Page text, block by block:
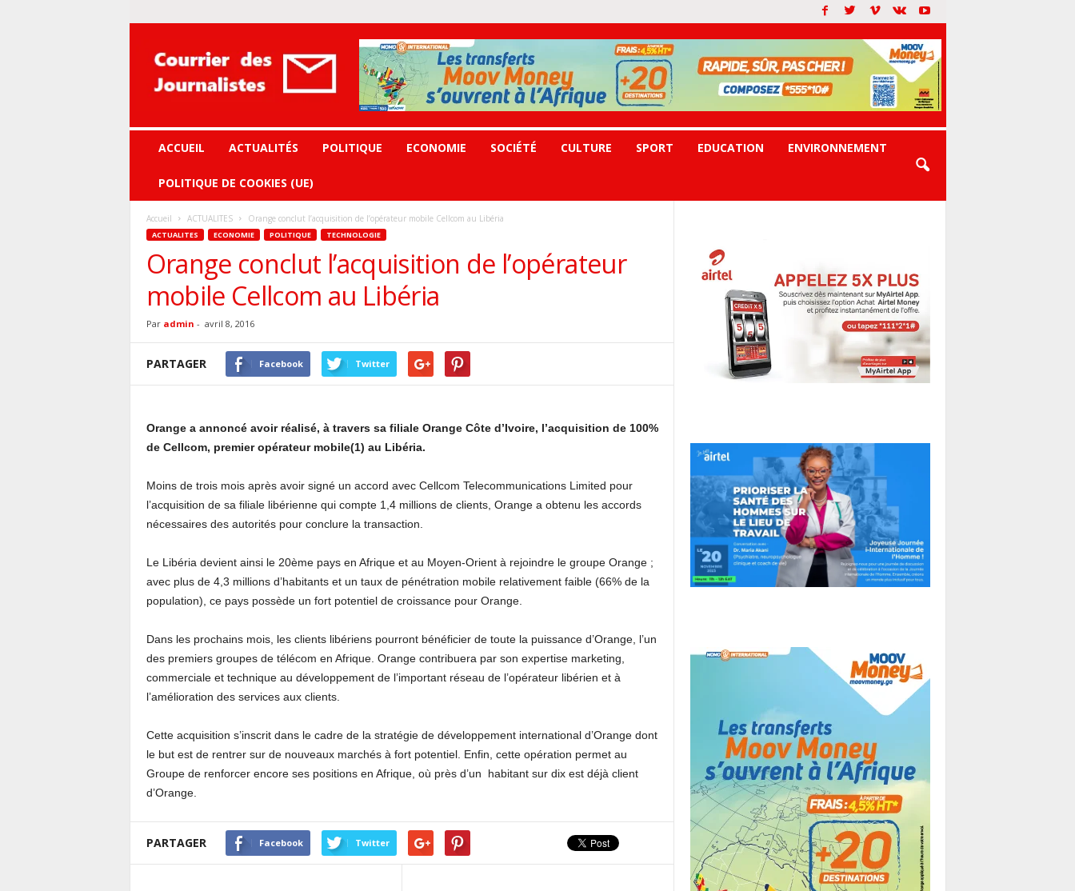
journalistes
ACCUEIL ACTUALITÉS POLITIQUE ECONOMIE SOCIÉTÉ CULTURE SPORT EDUCATION ENVIRONNEMENT
POLITIQUE DE COOKIES (UE)
Accueil ACTUALITES Orange conclut l’acquisition de l’opérateur mobile Cellcom au Libéria
ACTUALITES ECONOMIE POLITIQUE TECHNOLOGIE
Orange conclut l’acquisition de l’opérateur
mobile Cellcom au Libéria
Par admin - avril 8, 2016
PARTAGER Facebook Twitter
Orange a annoncé avoir réalisé, à travers sa filiale Orange Côte d’Ivoire, l’acquisition de 100%
de Cellcom, premier opérateur mobile(1) au Libéria.
Moins de trois mois après avoir signé un accord avec Cellcom Telecommunications Limited pour
l’acquisition de sa filiale libérienne qui compte 1,4 millions de clients, Orange a obtenu les accords
nécessaires des autorités pour conclure la transaction.
Le Libéria devient ainsi le 20ème pays en Afrique et au Moyen-Orient à rejoindre le groupe Orange ;
avec plus de 4,3 millions d’habitants et un taux de pénétration mobile relativement faible (66% de la
population), ce pays possède un fort potentiel de croissance pour Orange.
Dans les prochains mois, les clients libériens pourront bénéficier de toute la puissance d’Orange, l’un
des premiers groupes de télécom en Afrique. Orange contribuera par son expertise marketing,
commerciale et technique au développement de l’important réseau de l’opérateur libérien et à
l’amélioration des services aux clients.
Cette acquisition s’inscrit dans le cadre de la stratégie de développement international d’Orange dont
le but est de rentrer sur de nouveaux marchés à fort potentiel. Enfin, cette opération permet au
Groupe de renforcer encore ses positions en Afrique, où près d’un habitant sur dix est déjà client
d’Orange.
PARTAGER Facebook Twitter